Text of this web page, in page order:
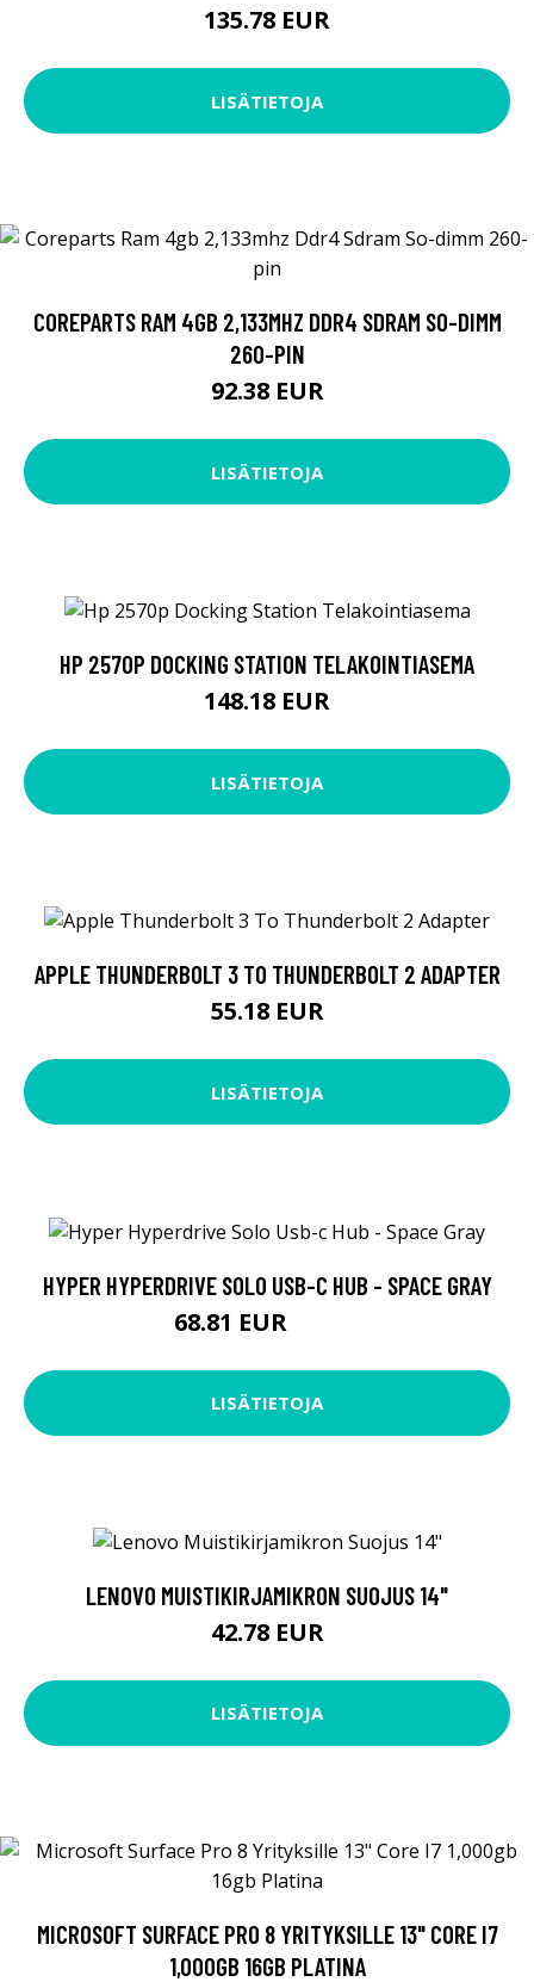
135.78 EUR
LISÄTIETOJA
COREPARTS RAM 4GB 2,133MHZ DDR4 SDRAM SO-DIMM
260-PIN
92.38 EUR
LISÄTIETOJA
HP 2570P DOCKING STATION TELAKOINTIASEMA
148.18 EUR
LISÄTIETOJA
APPLE THUNDERBOLT 3 TO THUNDERBOLT 2 ADAPTER
55.18 EUR
LISÄTIETOJA
HYPER HYPERDRIVE SOLO USB-C HUB - SPACE GRAY
68.81 EUR
LISÄTIETOJA
LENOVO MUISTIKIRJAMIKRON SUOJUS 14"
42.78 EUR
LISÄTIETOJA
MICROSOFT SURFACE PRO 8 YRITYKSILLE 13" CORE I7
1,000GB 16GB PLATINA